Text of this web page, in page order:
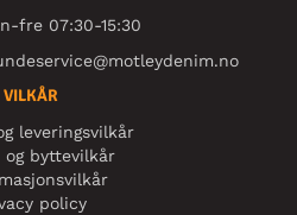
fre 07:30-15:30
VILKÅR
leveringsvilkår
og byttevilkår
policy